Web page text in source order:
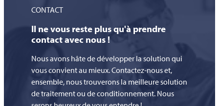
CONTACT
Il ne vous reste plus qu'à prendre
contact avec nous !
Nous avons hâte de développer la solution qui
vous convient au mieux. Contactez-nous et,
ensemble, nous trouverons la meilleure solution
de traitement ou de conditionnement. Nous